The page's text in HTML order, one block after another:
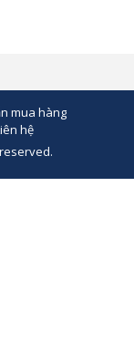
mua hàng
hệ